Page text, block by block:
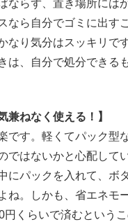
ならず、置き場所には
なら自分でゴミに出す
なり気分はスッキリで
は、自分で処分できる
兼ねなく使える！】
です。軽くてパック型
ではないかと心配して
にパックを入れて、ボ
ね。しかも、省エネモ
円くらいで済むという